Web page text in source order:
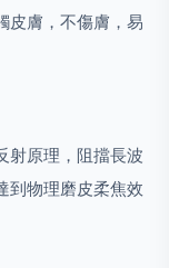
膚，不傷膚， 易
射原理，阻擋長波
到物理磨皮柔焦效